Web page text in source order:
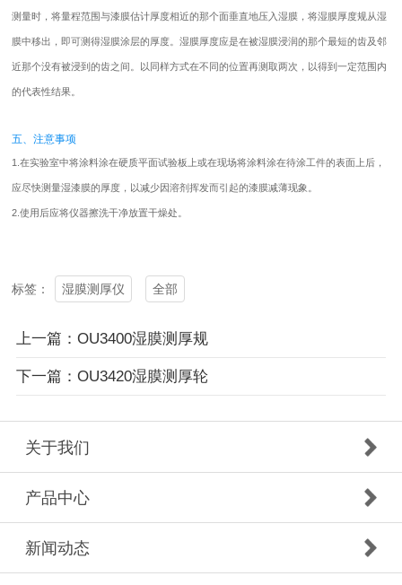
测量时，将量程范围与漆膜估计厚度相近的那个面垂直地压入湿膜，将湿膜厚度规从湿
膜中移出，即可测得湿膜涂层的厚度。湿膜厚度应是在被湿膜浸润的那个最短的齿及邻
近那个没有被浸到的齿之间。以同样方式在不同的位置再测取两次，以得到一定范围内
的代表性结果。
五、注意事项
1.在实验室中将涂料涂在硬质平面试验板上或在现场将涂料涂在待涂工件的表面上后，
应尽快测量湿漆膜的厚度，以减少因溶剂挥发而引起的漆膜减薄现象。
2.使用后应将仪器擦洗干净放置干燥处。
标签： 湿膜测厚仪 全部
上一篇：OU3400湿膜测厚规
下一篇：OU3420湿膜测厚轮
关于我们
产品中心
新闻动态